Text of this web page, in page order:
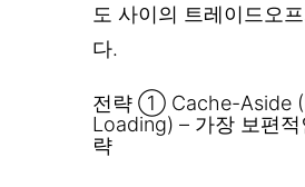
도 사이의 트레이드오
다.
전략 ① Cache-Aside
Loading) – 가장 보편적
략